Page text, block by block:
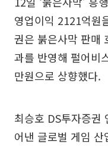
영업이익 2121억원
권은 붉은사막 판매
과를 반영해 펄어비
만원으로 상향했다.
최승호 DS투자증권
어낸 글로벌 게임